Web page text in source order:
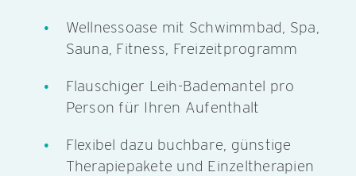
Wellnessoase mit Schwimmbad, Spa,
Sauna, Fitness, Freizeitprogramm
Flauschiger Leih-Bademantel pro
Person für Ihren Aufenthalt
Flexibel dazu buchbare, günstige
Therapiepakete und Einzeltherapien